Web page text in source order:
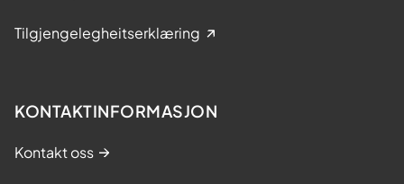
Tilgjengelegheitserklæring
KONTAKTINFORMASJON
Kontakt oss